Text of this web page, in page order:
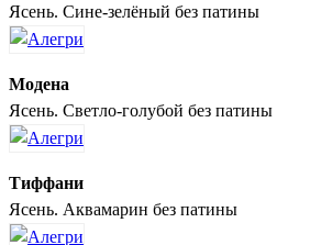
Ясень. Сине-зелёный без патины
Модена
Ясень. Светло-голубой без патины
Тиффани
Ясень. Аквамарин без патины